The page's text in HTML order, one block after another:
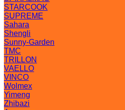
STARCOOK
SUPREME
Sahara
Shengli
Sunny-Garden
TMC
TRILLON
VAELLO
VINCO
Wolmex
Yimeng
Zhibazi